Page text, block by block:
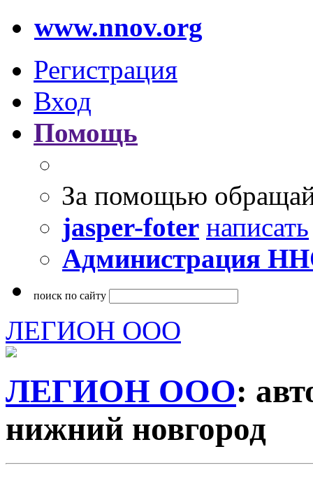
www.nnov.org
Регистрация
Вход
Помощь
За помощью
jasper-foter написать
Администрация
поиск по сайту
ЛЕГИОН ООО
ЛЕГИОН ООО:
нижний новгород